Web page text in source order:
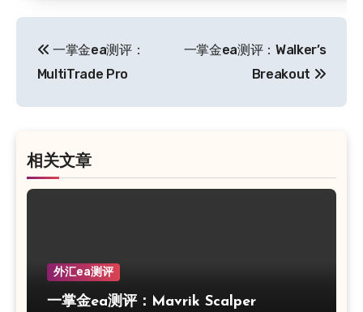
章
导
一掌金ea测评：
MultiTrade Pro
一掌金ea测评：Walker’s
Breakout
相关文章
外汇ea测评
一掌金ea测评：Mavrik Scalper